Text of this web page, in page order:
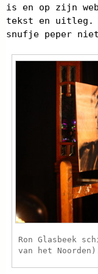
is en op zijn
tekst en uitleg.
snufje peper
Ron Glasbeek
van het